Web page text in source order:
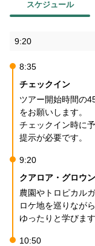
スケジュール
8:35
チェックイン
ツアー開始時間の
をお願いします。
チェックイン時に
提示が必要です。
9:20
クアロア・グロウ
農園やトロピカル
ロケ地を巡りなが
ゆったりと学びます
10:50